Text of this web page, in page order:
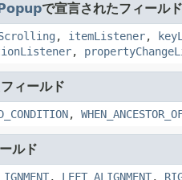
で宣言されたフィールド
, itemListener,
,
ィールド
,
ルド
, LEFT_ALIGNMENT,